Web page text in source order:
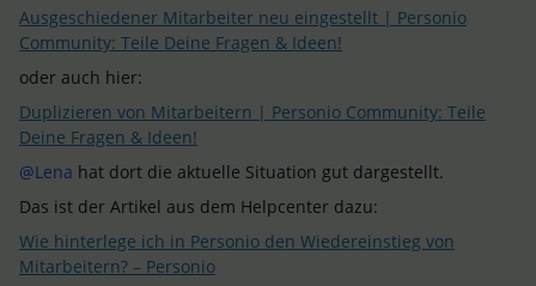
Ausgeschiedener Mitarbeiter neu eingestellt | Personio
Community: Teile Deine Fragen & Ideen!
oder auch hier:
Duplizieren von Mitarbeitern | Personio Community: Teile
Deine Fragen & Ideen!
@Lena hat dort die aktuelle Situation gut dargestellt.
Das ist der Artikel aus dem Helpcenter dazu:
Wie hinterlege ich in Personio den Wiedereinstieg von
Mitarbeitern? – Personio